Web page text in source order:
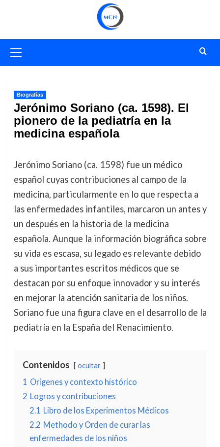
primario
Biografías
Jerónimo Soriano (ca. 1598). El
pionero de la pediatría en la
medicina española
Jerónimo Soriano (ca. 1598) fue un médico
español cuyas contribuciones al campo de la
medicina, particularmente en lo que respecta a
las enfermedades infantiles, marcaron un antes y
un después en la historia de la medicina
española. Aunque la información biográfica sobre
su vida es escasa, su legado es relevante debido
a sus importantes escritos médicos que se
destacan por su enfoque innovador y su interés
en mejorar la atención sanitaria de los niños.
Soriano fue una figura clave en el desarrollo de la
pediatría en la España del Renacimiento.
Contenidos ocultar
1 Orígenes y contexto histórico
2 Logros y contribuciones
2.1 Libro de los Experimentos Médicos
2.2 Methodo y Orden de curar las
enfermedades de los niños